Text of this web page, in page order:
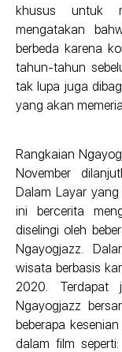
khusus untuk
mengatakan
berbeda karena
tahun-tahun
tak lupa juga
yang akan
Rangkaian
November
Dalam Layar yang
ini bercerita
diselingi oleh
Ngayogjazz.
wisata berbasis
2020. Terdapat
Ngayogjazz
beberapa
dalam film